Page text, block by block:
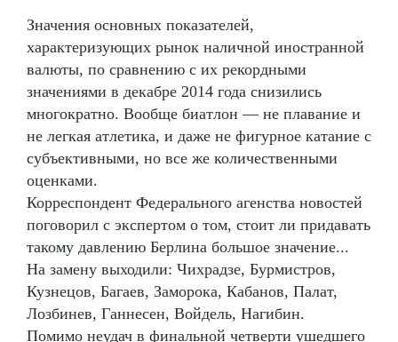
Значения основных показателей,
характеризующих рынок наличной иностранной
валюты, по сравнению с их рекордными
значениями в декабре 2014 года снизились
многократно. Вообще биатлон — не плавание и
не легкая атлетика, и даже не фигурное катание с
субъективными, но все же количественными
оценками.
Корреспондент Федерального агенства новостей
поговорил с экспертом о том, стоит ли придавать
такому давлению Берлина большое значение...
На замену выходили: Чихрадзе, Бурмистров,
Кузнецов, Багаев, Заморока, Кабанов, Палат,
Лозбинев, Ганнесен, Войдель, Нагибин.
Помимо неудач в финальной четверти ушедшего